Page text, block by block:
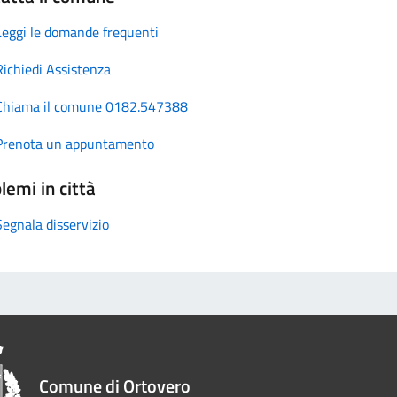
le domande frequenti
Assistenza
il comune 0182.547388
un appuntamento
in città
disservizio
Comune di Ortovero